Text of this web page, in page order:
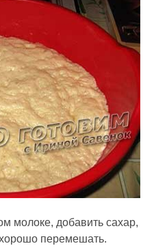
молоке, добавить сахар,
перемешать.